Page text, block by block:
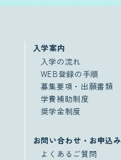
入学案内
入学の流れ
WEB登録の手順
募集要項・出願書類
学費補助制度
奨学金制度
お問い合わせ・お申込み
よくあるご質問